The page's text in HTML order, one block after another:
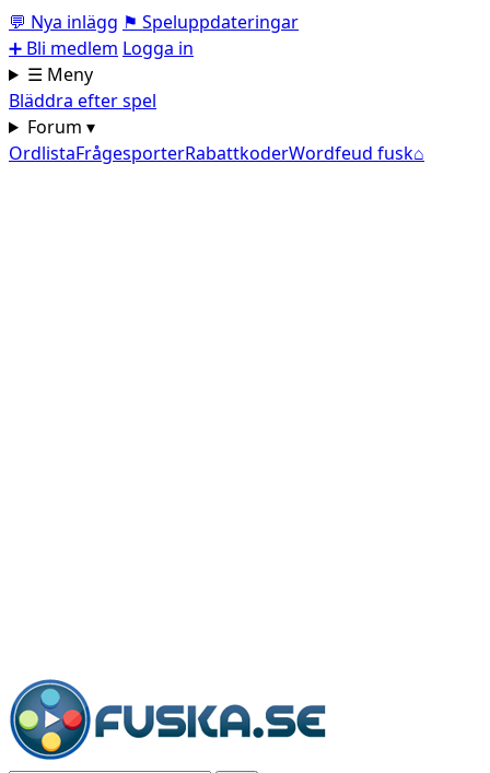
💬 Nya inlägg ⚑ Speluppdateringar
➕ Bli medlem Logga in
☰ Meny
Bläddra efter spel
Forum ▾
OrdlistaFrågesporterRabattkoderWordfeud fusk⌂